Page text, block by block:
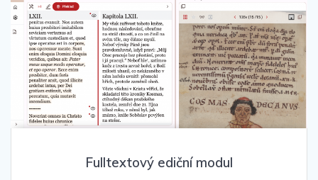
Fulltextový ediční modul